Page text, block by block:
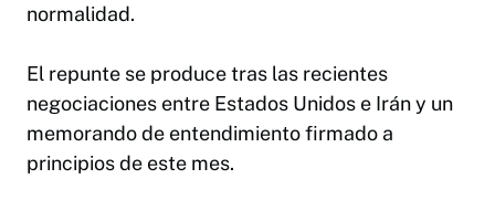
normalidad.
El repunte se produce tras las recientes
negociaciones entre Estados Unidos e Irán y un
memorando de entendimiento firmado a
principios de este mes.